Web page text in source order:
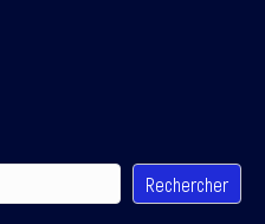
Rechercher